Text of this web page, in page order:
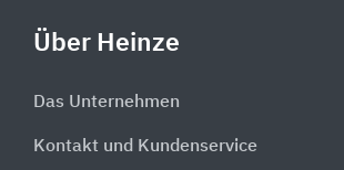
Über Heinze
Das Unternehmen
Kontakt und Kundenservice